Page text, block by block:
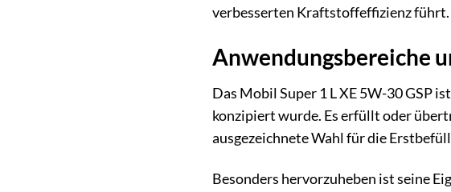
verbesserten Kraftstoffeffizienz führt.
Anwendungsbereiche
Das Mobil Super 1 L XE 5W-30 GSP
konzipiert wurde. Es erfüllt oder
ausgezeichnete Wahl für die
Besonders hervorzuheben ist seine